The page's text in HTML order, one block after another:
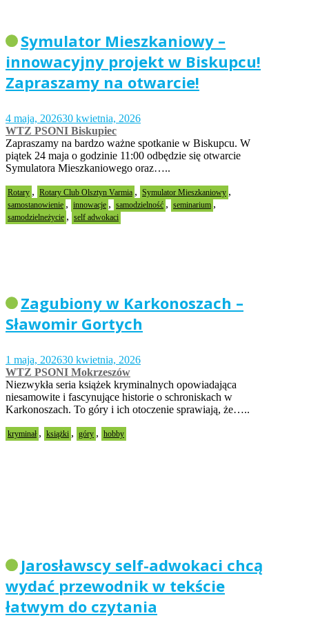
Symulator Mieszkaniowy –
innowacyjny projekt w Biskupcu!
Zapraszamy na otwarcie!
4 maja, 202630 kwietnia, 2026
WTZ PSONI Biskupiec
Zapraszamy na bardzo ważne spotkanie w Biskupcu. W
piątek 24 maja o godzinie 11:00 odbędzie się otwarcie
Symulatora Mieszkaniowego oraz…..
Rotary , Rotary Club Olsztyn Varmia , Symulator Mieszkaniowy ,
samostanowienie , innowacje , samodzielność , seminarium ,
samodzielneżycie , self adwokaci
Zagubiony w Karkonoszach –
Sławomir Gortych
1 maja, 202630 kwietnia, 2026
WTZ PSONI Mokrzeszów
Niezwykła seria książek kryminalnych opowiadająca
niesamowite i fascynujące historie o schroniskach w
Karkonoszach. To góry i ich otoczenie sprawiają, że…..
kryminał , książki , góry , hobby
Jarosławscy self-adwokaci chcą
wydać przewodnik w tekście
łatwym do czytania